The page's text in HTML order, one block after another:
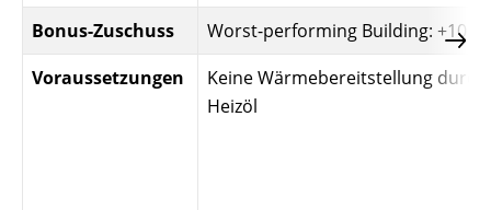
Bonus-Zuschuss
Worst-performing Building: +10 %
Voraussetzungen
Keine Wärmebereitstellung durch
Heizöl